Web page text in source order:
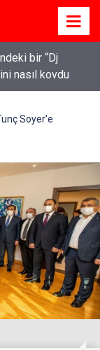
bir “Dj
nasıl kovdu
Soyer’e